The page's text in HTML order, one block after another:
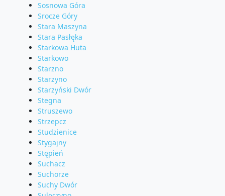
Sosnowa Góra
Srocze Góry
Stara Maszyna
Stara Pasłęka
Starkowa Huta
Starkowo
Starzno
Starzyno
Starzyński Dwór
Stegna
Struszewo
Strzepcz
Studzienice
Stygajny
Stępień
Suchacz
Suchorze
Suchy Dwór